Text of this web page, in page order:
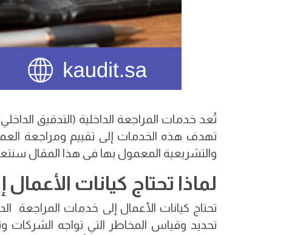
تُعد خدمات المراجعة الداخلية (التدقيق
تهدف هذه الخدمات إلى تقييم ومراجعة
والتشريعية المعمول بها فى هذا المقال
لماذا تحتاج كيانات
تحتاج كيانات الأعمال إلى خدمات المراجعة
تحديد وقياس المخاطر التي تواجه الشركات